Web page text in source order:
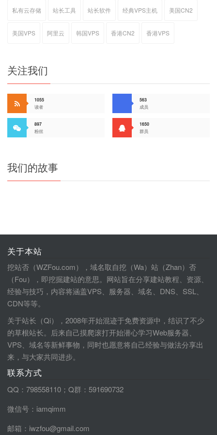
私有云存储 站长工具 站长软件 经典VPS主机 美国CN2
美国VPS 阿里云 韩国VPS 香港CN2 香港VPS
关注我们
1055
读者
563
成员
897
粉丝
1650
群员
我们的故事
关于本站
挖站否（WZFou.com），域名取自挖（Wa）站（Zhan）否
（Fou），即挖掘建站的意思。网站旨在分享建站教程、资源、
经验与技巧，内容将涵盖VPS、服务器、域名、DNS、SSL、
CDN等等。
关于站长（Qi），2008年开始混迹于免费资源中，结识了不少
的草根站长。后来自己摸爬滚打开始潜心学习Web服务器、
VPS、域名等新鲜事物，同时也愿意将自己经验与做法分享出
来，与大家共同进步。
联系方式
QQ：798558110；Q群：591690732
微信号：iamqimm
邮箱：iwzfou@gmail.com